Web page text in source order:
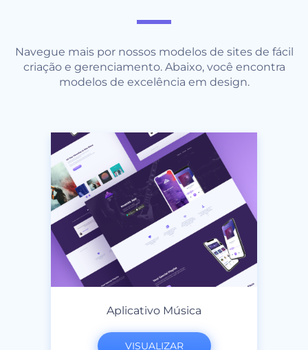
Navegue mais por nossos modelos de sites de fácil
criação e gerenciamento. Abaixo, você encontra
modelos de excelência em design.
Aplicativo Música
VISUALIZAR